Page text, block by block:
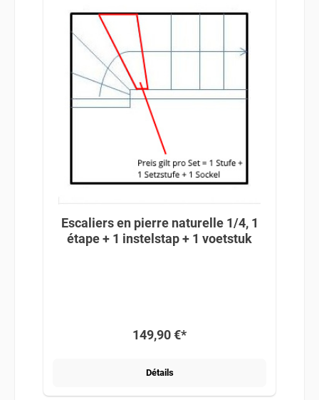
Escaliers en pierre naturelle 1/4, 1
étape + 1 instelstap + 1 voetstuk
149,90 €*
Détails